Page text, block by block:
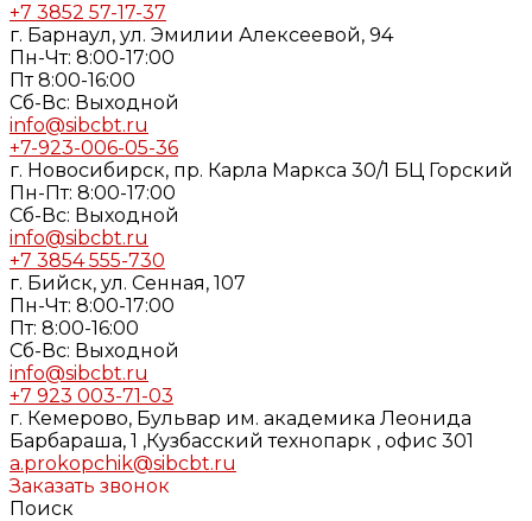
+7 3852 57-17-37
г. Барнаул, ул. Эмилии Алексеевой, 94
Пн-Чт: 8:00-17:00
Пт 8:00-16:00
Cб-Вс: Выходной
info@sibcbt.ru
+7-923-006-05-36
г. Новосибирск, пр. Карла Маркса 30/1 БЦ Горский
Пн-Пт: 8:00-17:00
Cб-Вс: Выходной
info@sibcbt.ru
+7 3854 555-730
г. Бийск, ул. Сенная, 107
Пн-Чт: 8:00-17:00
Пт: 8:00-16:00
Cб-Вс: Выходной
info@sibcbt.ru
+7 923 003-71-03
г. Кемерово, Бульвар им. академика Леонида
Барбараша, 1 ,Кузбасский технопарк , офис 301
a.prokopchik@sibcbt.ru
Заказать звонок
Поиск